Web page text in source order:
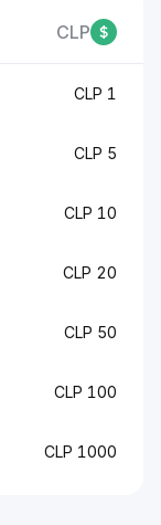
CLP
1 CLP
5 CLP
10 CLP
20 CLP
50 CLP
100 CLP
1000 CLP